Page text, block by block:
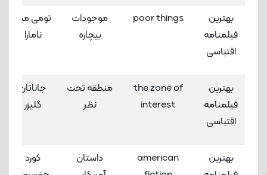
بهترین
فیلمنامه
اقتباسی
poor things
موجودات
بیچاره
تومی مک
نامارا
بهترین
فیلمنامه
اقتباسی
the zone of
interest
منطقه تحت
نظر
جاناتان
گلیزر
بهترین
american
داستان
کورد